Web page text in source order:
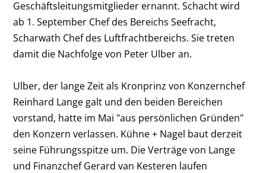
Geschäftsleitungsmitglieder ernannt. Schacht wird
ab 1. September Chef des Bereichs Seefracht,
Scharwath Chef des Luftfrachtbereichs. Sie treten
damit die Nachfolge von Peter Ulber an.
Ulber, der lange Zeit als Kronprinz von Konzernchef
Reinhard Lange galt und den beiden Bereichen
vorstand, hatte im Mai "aus persönlichen Gründen"
den Konzern verlassen. Kühne + Nagel baut derzeit
seine Führungsspitze um. Die Verträge von Lange
und Finanzchef Gerard van Kesteren laufen